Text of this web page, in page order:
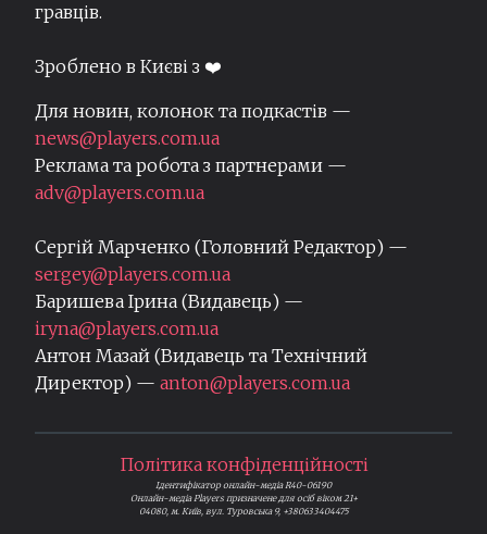
гравців.
Зроблено в Києві з ❤️
Для новин, колонок та подкастів —
news@players.com.ua
Реклама та робота з партнерами —
adv@players.com.ua
Сергій Марченко (Головний Редактор) —
sergey@players.com.ua
Баришева Ірина (Видавець) —
iryna@players.com.ua
Антон Мазай (Видавець та Технічний
Директор) — anton@players.com.ua
Політика конфіденційності
Ідентифікатор онлайн-медіа R40-06190
Онлайн-медіа Players призначене для осіб віком 21+
04080, м. Київ, вул. Туровська 9, +380633404475